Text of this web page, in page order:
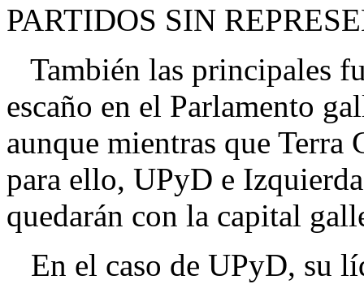
PARTIDOS SIN
También las principales
escaño en el Parlamento
aunque mientras que
para ello, UPyD e
quedarán con la capital
En el caso de UPyD, su